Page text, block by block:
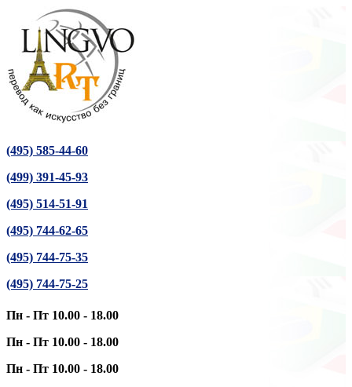
(495) 585-44-60
(499) 391-45-93
(495) 514-51-91
(495) 744-62-65
(495) 744-75-35
(495) 744-75-25
Пн - Пт 10.00 - 18.00
Пн - Пт 10.00 - 18.00
Пн - Пт 10.00 - 18.00